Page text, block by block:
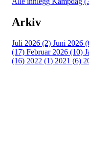
Arkiv
Juli 2026 (2) Juni 2026
(17) Februar 2026 (10)
(16) 2022 (1) 2021 (6)